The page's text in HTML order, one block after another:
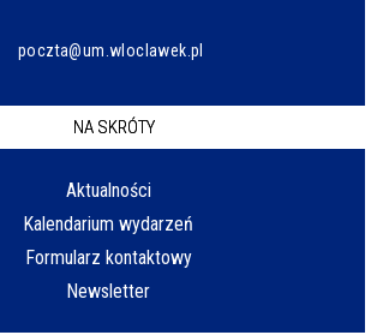
poczta@um.wloclawek.pl
NA SKRÓTY
Aktualności
Kalendarium wydarzeń
Formularz kontaktowy
Newsletter